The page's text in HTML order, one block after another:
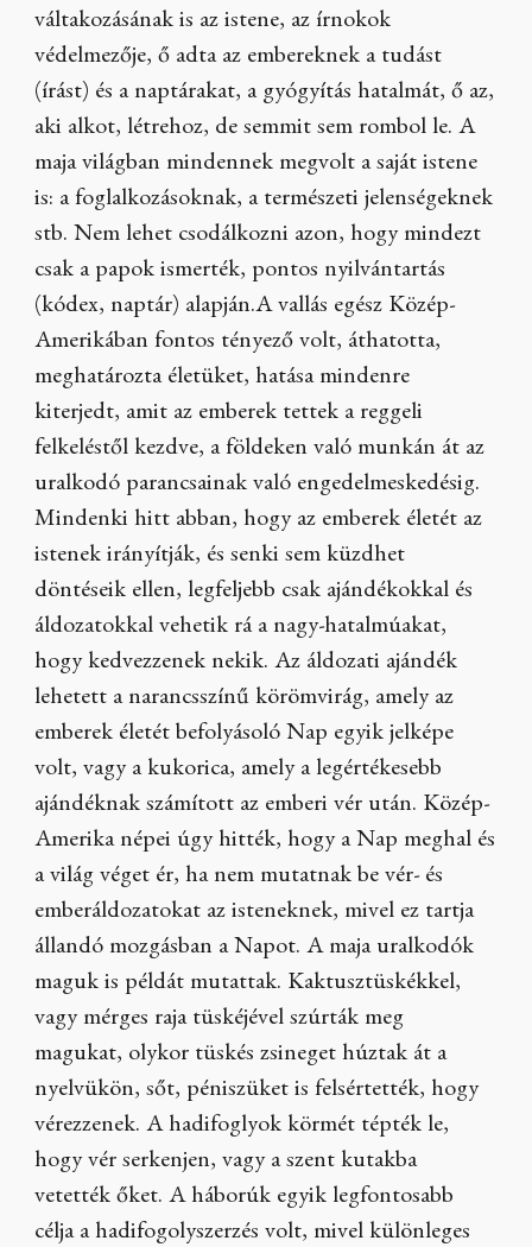
váltakozásának is az istene, az írnokok
védelmezője, ő adta az embereknek a tudást
(írást) és a naptárakat, a gyógyítás hatalmát, ő az,
aki alkot, létrehoz, de semmit sem rombol le. A
maja világban mindennek megvolt a saját istene
is: a foglalkozásoknak, a természeti jelenségeknek
stb. Nem lehet csodálkozni azon, hogy mindezt
csak a papok ismerték, pontos nyilvántartás
(kódex, naptár) alapján.A vallás egész Közép-
Amerikában fontos tényező volt, áthatotta,
meghatározta életüket, hatása mindenre
kiterjedt, amit az emberek tettek a reggeli
felkeléstől kezdve, a földeken való munkán át az
uralkodó parancsainak való engedelmeskedésig.
Mindenki hitt abban, hogy az emberek életét az
istenek irányítják, és senki sem küzdhet
döntéseik ellen, legfeljebb csak ajándékokkal és
áldozatokkal vehetik rá a nagy-hatalmúakat,
hogy kedvezzenek nekik. Az áldozati ajándék
lehetett a narancsszínű körömvirág, amely az
emberek életét befolyásoló Nap egyik jelképe
volt, vagy a kukorica, amely a legértékesebb
ajándéknak számított az emberi vér után. Közép-
Amerika népei úgy hitték, hogy a Nap meghal és
a világ véget ér, ha nem mutatnak be vér- és
emberáldozatokat az isteneknek, mivel ez tartja
állandó mozgásban a Napot. A maja uralkodók
maguk is példát mutattak. Kaktusztüskékkel,
vagy mérges raja tüskéjével szúrták meg
magukat, olykor tüskés zsineget húztak át a
nyelvükön, sőt, péniszüket is felsértették, hogy
vérezzenek. A hadifoglyok körmét tépték le,
hogy vér serkenjen, vagy a szent kutakba
vetették őket. A háborúk egyik legfontosabb
célja a hadifogolyszerzés volt, mivel különleges